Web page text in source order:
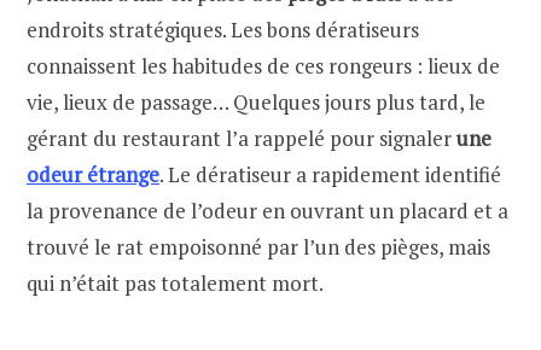
endroits stratégiques. Les bons dératiseurs
connaissent les habitudes de ces rongeurs : lieux de
vie, lieux de passage… Quelques jours plus tard, le
gérant du restaurant l’a rappelé pour signalerune
odeur étrange. Le dératiseur a rapidement identifié
la provenance de l’odeur en ouvrant un placard et a
trouvé le rat empoisonné par l’un des pièges, mais
qui n’était pas totalement mort.